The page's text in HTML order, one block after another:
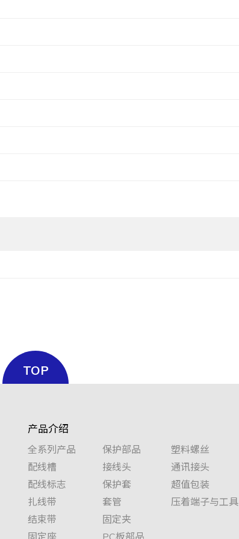
TOP
产品介绍
全系列产品
配线槽
配线标志
扎线带
结束带
固定座
保护部品
接线头
保护套
套管
固定夹
PC板部品
塑料螺丝
通讯接头
超值包装
压着端子与工具